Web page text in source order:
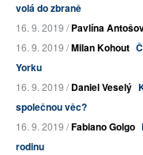
volá do zbraně
16. 9. 2019 /Pavlína
16. 9. 2019 /Milan Kohout
Yorku
16. 9. 2019 /Daniel Veselý
společnou věc?
16. 9. 2019 /Fabiano Golgo
rodinu